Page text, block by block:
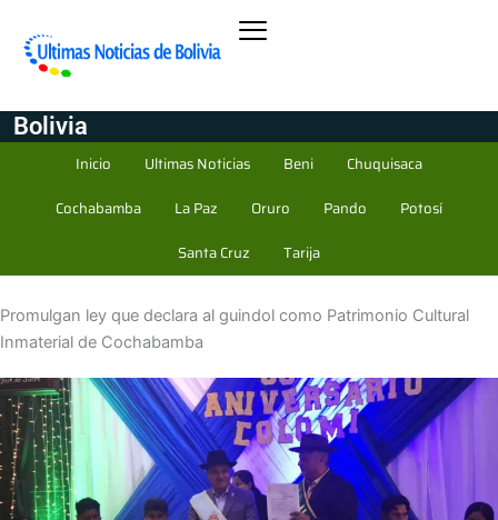
Bolivia
Inicio Ultimas Noticias Beni
Chuquisaca
Cochabamba
La Paz Oruro Pando
Potosí
Santa Cruz
Tarija
Promulgan ley que declara al guindol como Patrimonio Cultural
Inmaterial de Cochabamba